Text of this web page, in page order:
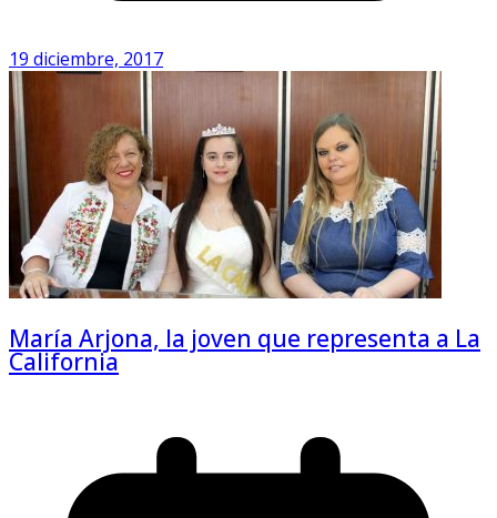
19 diciembre, 2017
María Arjona, la joven que representa a La
California